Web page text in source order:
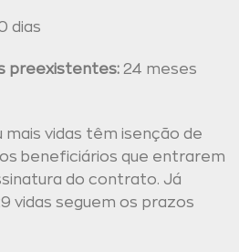
dias
preexistentes:24 meses
mais vidas têm isenção de
beneficiários que entrarem
do contrato. Já
vidas seguem os prazos